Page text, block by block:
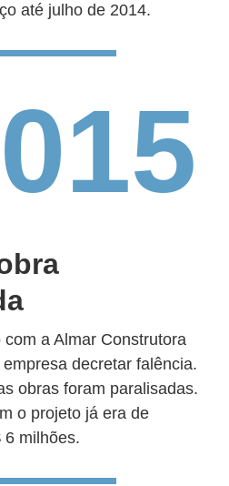
até julho de 2014.
a Almar Construtora
decretar falência.
obras foram paralisadas.
o projeto já era de
6 milhões.